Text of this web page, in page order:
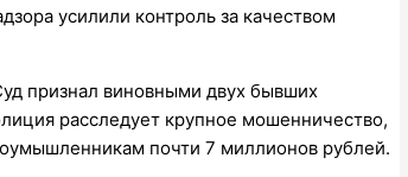
усилили контроль за качеством
признал виновными двух бывших
расследует крупное мошенничество,
почти 7 миллионов рублей.